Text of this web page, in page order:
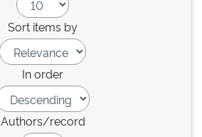
Sort items by
In order
Authors/record